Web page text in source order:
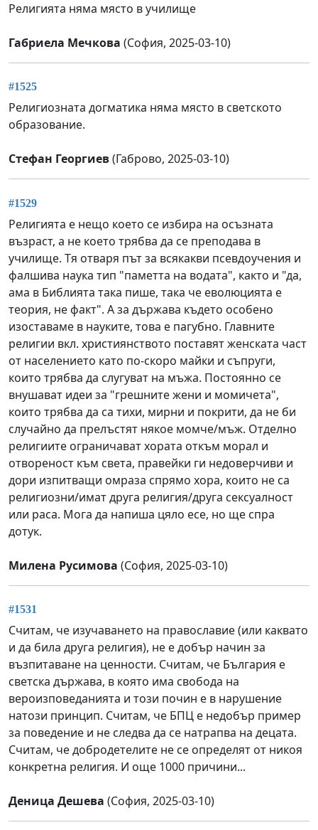
Религията няма място в училище
Габриела Мечкова (София, 2025-03-10)
#1525
Религиозната догматика няма място в светското
образование.
Стефан Георгиев(Габрово, 2025-03-10)
#1529
Религията е нещо което се избира на осъзната
възраст, а не което трябва да се преподава в
училище. Тя отваря път за всякакви псевдоучения и
фалшива наука тип "паметта на водата", както и "да,
ама в Библията така пише, така че еволюцията е
теория, не факт". А за държава където особено
изоставаме в науките, това е пагубно. Главните
религии вкл. християнството поставят женската част
от населението като по-скоро майки и съпруги,
които трябва да слугуват на мъжа. Постоянно се
внушават идеи за "грешните жени и момичета",
които трябва да са тихи, мирни и покрити, да не би
случайно да прелъстят някое момче/мъж. Отделно
религиите ограничават хората откъм морал и
отвореност към света, правейки ги недоверчиви и
дори изпитващи омраза спрямо хора, които не са
религиозни/имат друга религия/друга сексуалност
или раса. Мога да напиша цяло есе, но ще спра
дотук.
Милена Русимова (София, 2025-03-10)
#1531
Считам, че изучаването на православие (или каквато
и да била друга религия), не е добър начин за
възпитаване на ценности. Считам, че България е
светска държава, в която има свобода на
вероизповеданията и този почин е в нарушение
натози принцип. Считам, че БПЦ е недобър пример
за поведение и не следва да се натрапва на децата.
Считам, че добродетелите не се определят от никоя
конкретна религия. И още 1000 причини...
Деница Дешева (София, 2025-03-10)